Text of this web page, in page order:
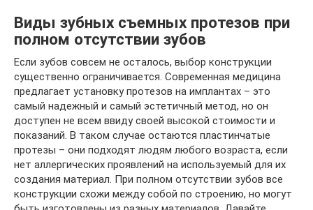
Виды зубных съемных протезов при
полном отсутствии зубов
Если зубов совсем не осталось, выбор конструкции
существенно ограничивается. Современная медицина
предлагает установку протезов на имплантах – это
самый надежный и самый эстетичный метод, но он
доступен не всем ввиду своей высокой стоимости и
показаний. В таком случае остаются пластинчатые
протезы – они подходят людям любого возраста, если
нет аллергических проявлений на используемый для их
создания материал. При полном отсутствии зубов все
конструкции схожи между собой по строению, но могут